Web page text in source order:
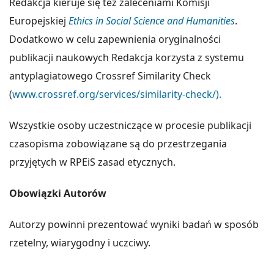
Europejskiej Ethics in Social Science and Humanities.
Dodatkowo w celu zapewnienia oryginalności
publikacji naukowych Redakcja korzysta z systemu
antyplagiatowego Crossref Similarity Check
(www.crossref.org/services/similarity-check/).
Wszystkie osoby uczestniczące w procesie publikacji
czasopisma zobowiązane są do przestrzegania
przyjętych w RPEiS zasad etycznych.
Obowiązki Autorów
Autorzy powinni prezentować wyniki badań w sposób
rzetelny, wiarygodny i uczciwy.